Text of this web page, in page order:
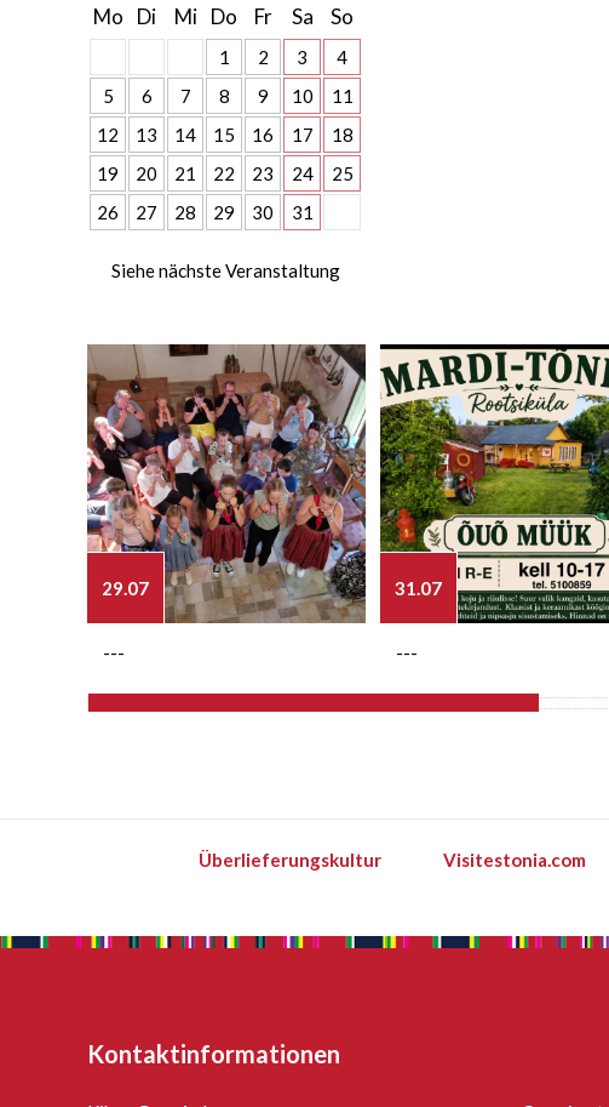
Mo Di Mi Do Fr Sa So
1 2 3
4
5
6 7 8 9 10
11
12
13 14 15 16 17
18
19
20 21 22 23 24
25
26
27 28 29 30 31
Siehe nächste Veranstaltung
29.07
---
31.07
---
Überlieferungskultur Visitestonia.com
Kontaktinformationen